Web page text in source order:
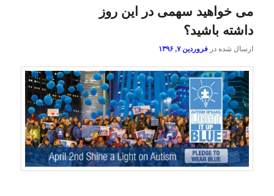
می خواهید سهمی در این روز
داشته باشید؟
ارسال شده درفروردین ۷, ۱۳۹۶